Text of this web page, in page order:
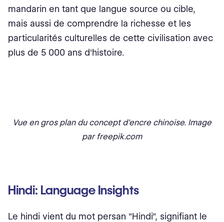
mandarin en tant que langue source ou cible,
mais aussi de comprendre la richesse et les
particularités culturelles de cette civilisation avec
plus de 5 000 ans d'histoire.
Vue en gros plan du concept d'encre chinoise. Image
par freepik.com
Hindi: Language Insights‍
Le hindi vient du mot persan "Hindi", signifiant le